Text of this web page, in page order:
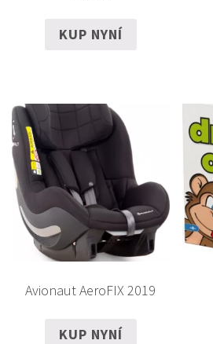
KUP NYNÍ
Avionaut AeroFIX 2019
KUP NYNÍ